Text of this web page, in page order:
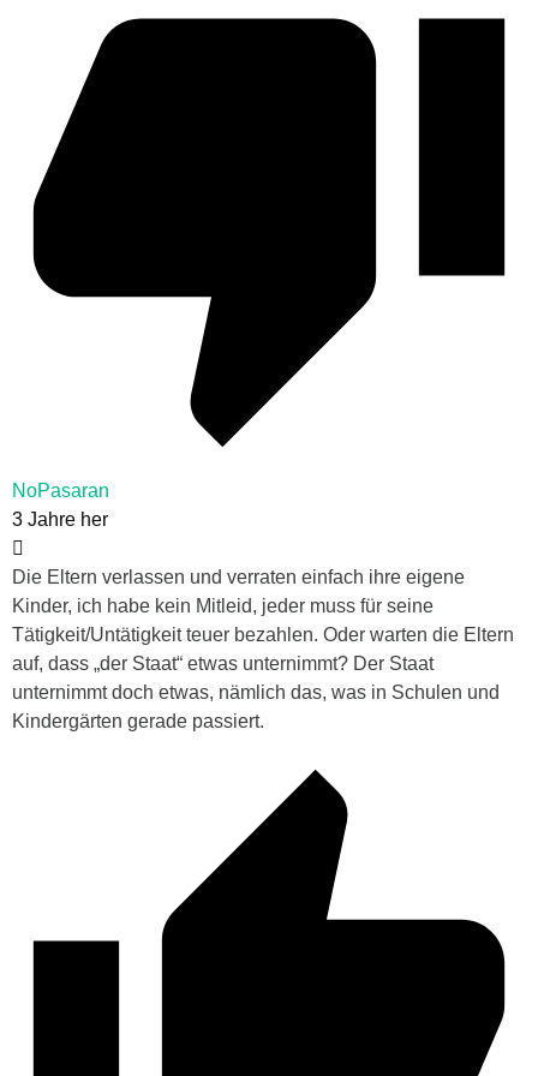
NoPasaran
3 Jahre her
Die Eltern verlassen und verraten einfach ihre eigene
Kinder, ich habe kein Mitleid, jeder muss für seine
Tätigkeit/Untätigkeit teuer bezahlen. Oder warten die Eltern
auf, dass „der Staat“ etwas unternimmt? Der Staat
unternimmt doch etwas, nämlich das, was in Schulen und
Kindergärten gerade passiert.